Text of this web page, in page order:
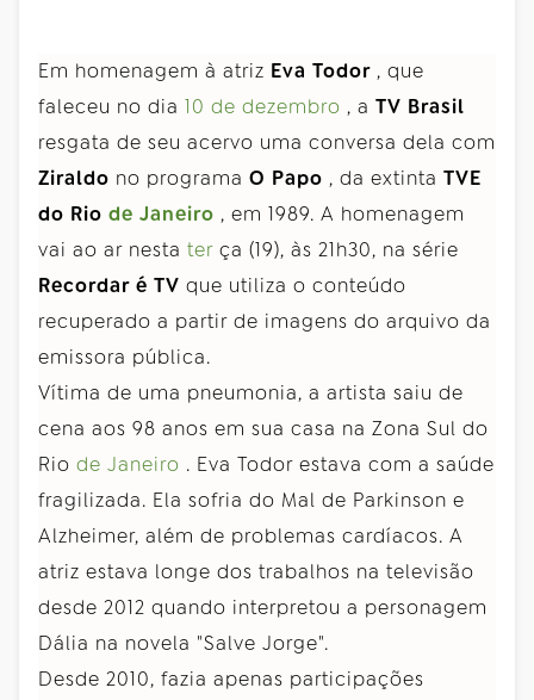
Em homenagem à atriz Eva Todor , que
faleceu no dia 10 de dezembro , a TV Brasil
resgata de seu acervo uma conversa dela com
Ziraldo no programa O Papo , da extinta TVE
do Rio de Janeiro , em 1989. A homenagem
vai ao ar nesta ter ça (19), às 21h30, na série
Recordar é TV que utiliza o conteúdo
recuperado a partir de imagens do arquivo da
emissora pública.
Vítima de uma pneumonia, a artista saiu de
cena aos 98 anos em sua casa na Zona Sul do
Rio de Janeiro . Eva Todor estava com a saúde
fragilizada. Ela sofria do Mal de Parkinson e
Alzheimer, além de problemas cardíacos. A
atriz estava longe dos trabalhos na televisão
desde 2012 quando interpretou a personagem
Dália na novela "Salve Jorge".
Desde 2010, fazia apenas participações